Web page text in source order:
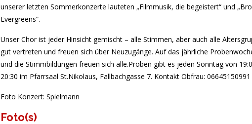
unserer letzten Sommerkonzerte lauteten „Filmmusik, die begeistert“ und
Evergreens“.
Unser Chor ist jeder Hinsicht gemischt – alle Stimmen, aber auch alle
gut vertreten und freuen sich über Neuzugänge. Auf das jährliche
und die Stimmbildungen freuen sich alle.Proben gibt es jeden Sonntag von
20:30 im Pfarrsaal St.Nikolaus, Fallbachgasse 7. Kontakt Obfrau: 06645150991
Foto Konzert: Spielmann
Foto(s)